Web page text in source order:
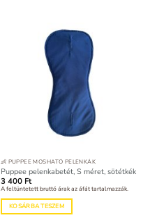
👶 PUPPEE MOSHATÓ PELENKÁK
Puppee pelenkabetét, S méret, sötétkék
3 400 Ft
A feltüntetett bruttó árak az áfát tartalmazzák.
KOSÁRBA TESZEM